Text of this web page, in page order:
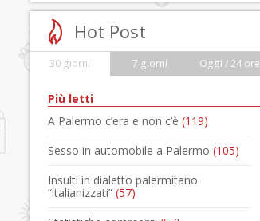
Hot Post
30 giorni 7 giorni Oggi / 24 ore
Più letti
A Palermo c’era e non c’è (119)
Sesso in automobile a Palermo (105)
Insulti in dialetto palermitano
“italianizzati” (57)